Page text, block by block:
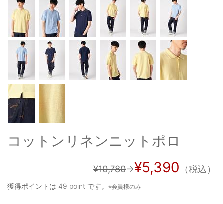
OUTERS : アウター
OUTLET : アウトレット
MENS : メンズ
LADIES : レディース
新規会員登録
お買い物カゴ
ご利用ガイド
ご利用規約
コットンリネンニットポロ
¥10,780→¥5,390 （税込）
獲得ポイントは 49 point です。 ※会員様のみ